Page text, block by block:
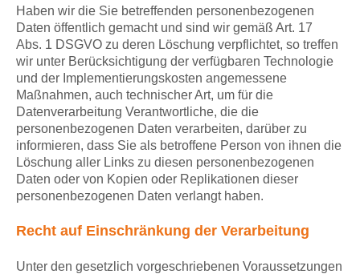
Haben wir die Sie betreffenden personenbezogenen
Daten öffentlich gemacht und sind wir gemäß Art. 17
Abs. 1 DSGVO zu deren Löschung verpflichtet, so treffen
wir unter Berücksichtigung der verfügbaren Technologie
und der Implementierungskosten angemessene
Maßnahmen, auch technischer Art, um für die
Datenverarbeitung Verantwortliche, die die
personenbezogenen Daten verarbeiten, darüber zu
informieren, dass Sie als betroffene Person von ihnen die
Löschung aller Links zu diesen personenbezogenen
Daten oder von Kopien oder Replikationen dieser
personenbezogenen Daten verlangt haben.
Recht auf Einschränkung der Verarbeitung
Unter den gesetzlich vorgeschriebenen Voraussetzungen